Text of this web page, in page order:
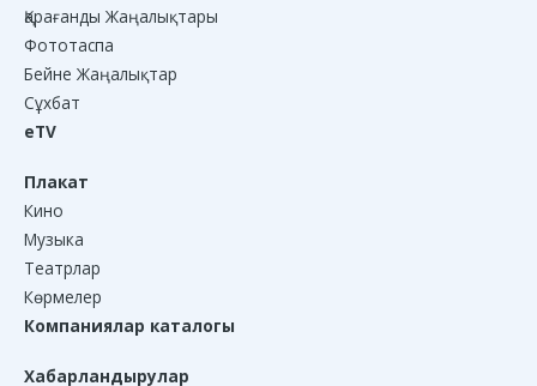
Қарағанды Жаңалықтары
Фототаспа
Бейне Жаңалықтар
Сұхбат
eTV
Плакат
Кино
Музыка
Театрлар
Көрмелер
Компаниялар каталогы
Хабарландырулар